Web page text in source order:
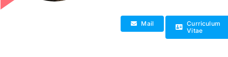
Mail
Curriculum
Vitae